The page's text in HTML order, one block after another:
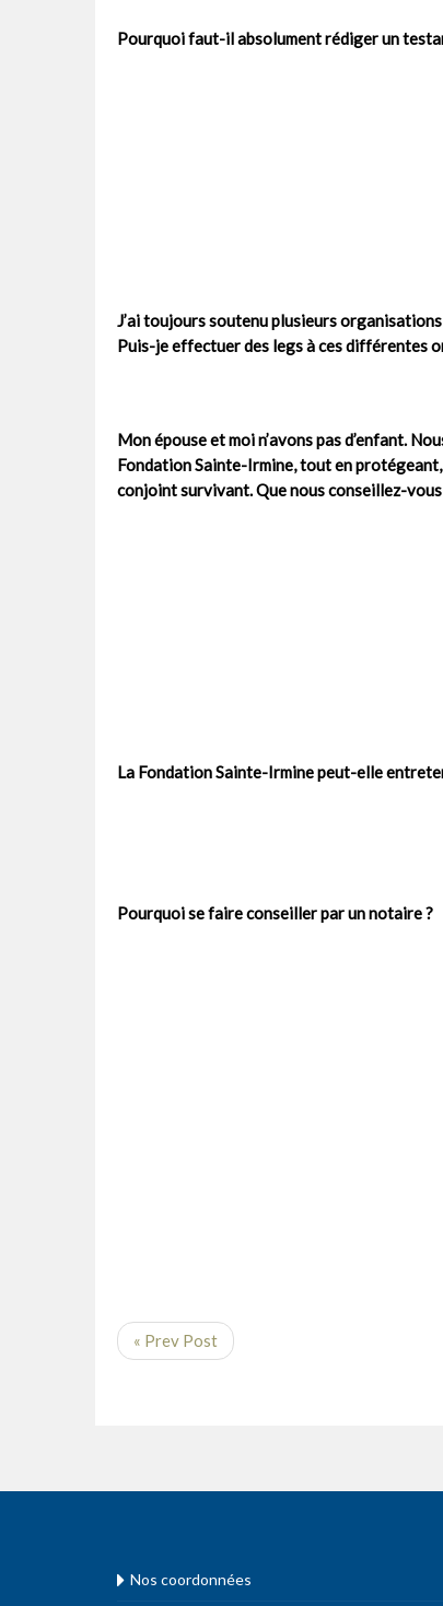
Pourquoi faut-il absolument rédiger un
J’ai toujours soutenu plusieurs
Puis-je effectuer des legs à ces différentes
Mon épouse et moi n’avons pas d’enfant.
Fondation Sainte-Irmine, tout en protégeant,
conjoint survivant. Que nous conseillez-vous
La Fondation Sainte-Irmine peut-elle
Pourquoi se faire conseiller par un notaire ?
« Prev Post
Nos coordonnées